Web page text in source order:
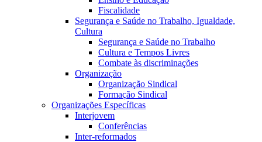
Fiscalidade
Segurança e Saúde no Trabalho, Igualdade,
Cultura
Segurança e Saúde no Trabalho
Cultura e Tempos Livres
Combate às discriminações
Organização
Organização Sindical
Formação Sindical
Organizações Específicas
Interjovem
Conferências
Inter-reformados